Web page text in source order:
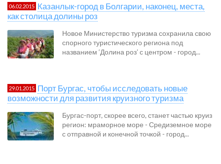
06.02.2015 Казанлык-город в Болгарии, наконец, места,
как столица долины роз
Новое Министерство туризма сохранила свою
спорного туристического региона под
названием ‘Долина роз’ с центром - город...
29.01.2015 Порт Бургас, чтобы исследовать новые
возможности для развития круизного туризма
Бургас-порт, скорее всего, станет частью круиз
регион: мраморное море - Средиземное море
с отправной и конечной точкой - город...